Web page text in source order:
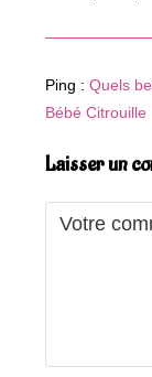
Ping :Quels
Bébé Citrouille
Laisser un
Comment